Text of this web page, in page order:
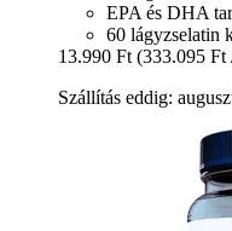
EPA és DHA
60 lágyzselatin
13.990 Ft (333.095 Ft
Szállítás eddig: